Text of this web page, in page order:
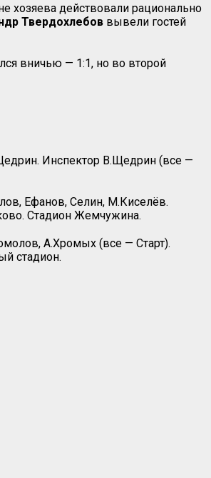
хозяева действовали рационально
Твердохлебов вывели гостей
вничью — 1:1, но во второй
Инспектор В.Щедрин (все —
Ефанов, Селин, М.Киселёв.
Стадион Жемчужина.
А.Хромых (все — Старт).
стадион.